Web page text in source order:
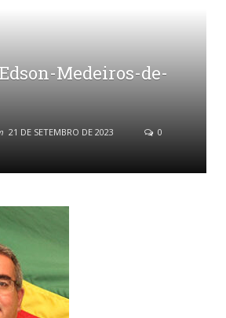
Medeiros-de-
21 DE SETEMBRO DE 2023
0